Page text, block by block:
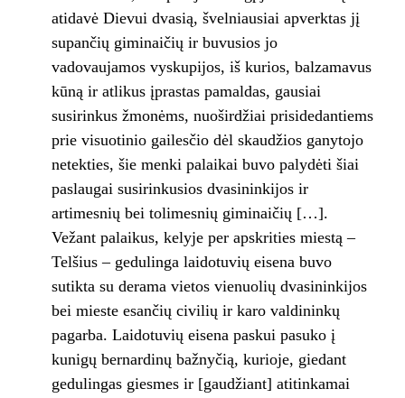
atidavė Dievui dvasią, švelniausiai apverktas jį
supančių giminaičių ir buvusios jo
vadovaujamos vyskupijos, iš kurios, balzamavus
kūną ir atlikus įprastas pamaldas, gausiai
susirinkus žmonėms, nuoširdžiai prisidedantiems
prie visuotinio gailesčio dėl skaudžios ganytojo
netekties, šie menki palaikai buvo palydėti šiai
paslaugai susirinkusios dvasininkijos ir
artimesnių bei tolimesnių giminaičių […].
Vežant palaikus, kelyje per apskrities miestą –
Telšius – gedulinga laidotuvių eisena buvo
sutikta su derama vietos vienuolių dvasininkijos
bei mieste esančių civilių ir karo valdininkų
pagarba. Laidotuvių eisena paskui pasuko į
kunigų bernardinų bažnyčią, kurioje, giedant
gedulingas giesmes ir [gaudžiant] atitinkamai